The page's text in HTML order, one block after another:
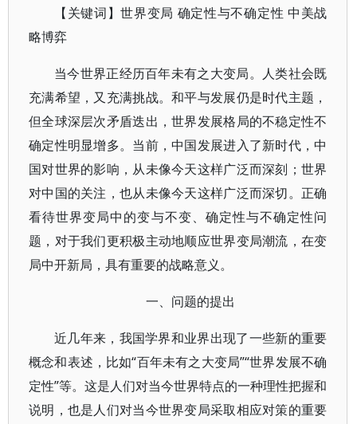
【关键词】世界变局 确定性与不确定性 中美战
略博弈
当今世界正经历百年未有之大变局。人类社会既
充满希望，又充满挑战。和平与发展仍是时代主题，
但全球深层次矛盾迭出，世界发展格局的不稳定性不
确定性明显增多。当前，中国发展进入了新时代，中
国对世界的影响，从未像今天这样广泛而深刻；世界
对中国的关注，也从未像今天这样广泛而深切。正确
看待世界变局中的变与不变、确定性与不确定性问
题，对于我们更积极主动地顺应世界变局潮流，在变
局中开新局，具有重要的战略意义。
一、问题的提出
近几年来，我国学界和业界出现了一些新的重要
概念和表述，比如“百年未有之大变局”“世界发展不确
定性”等。这是人们对当今世界特点的一种理性把握和
说明，也是人们对当今世界变局采取相应对策的重要